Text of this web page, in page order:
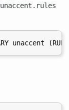
unaccent.rules